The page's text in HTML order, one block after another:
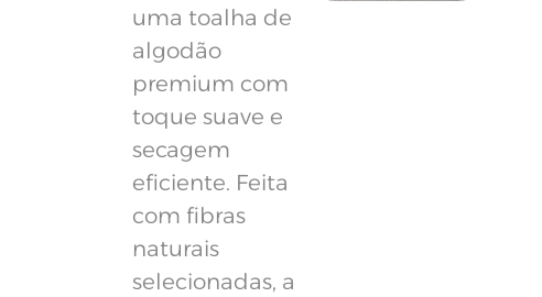
uma toalha de
algodão
premium com
toque suave e
secagem
eficiente. Feita
com fibras
naturais
selecionadas, a